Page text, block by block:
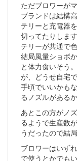
ただブロワーが
ブランドは結構
テリーと充電器
切ってたりしま
テリーが共通で
結局風量ショボ
と体力食いそう
が、どうせ自宅
手頃でいいかも
るノズルがある
あとこの方がノ
るようで生産数
うだったので結
ブロワーはいず
で使うとかでも